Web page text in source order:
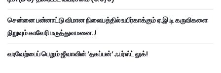
சென்னை பன்னாட்டு விமான நிலையத்தில் உயிர்காக்கும் ஏ.இ.டி கருவிகளை
நிறுவும் காவேரி மருத்துவமனை..!
வரவேற்பைப் பெறும் ஜீவாவின் ‘தகப்பன்’ ஃபர்ஸ்ட் லுக்!